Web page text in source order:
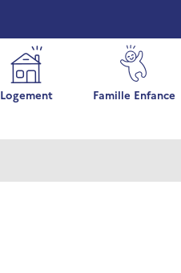
Logement Famille Enfance